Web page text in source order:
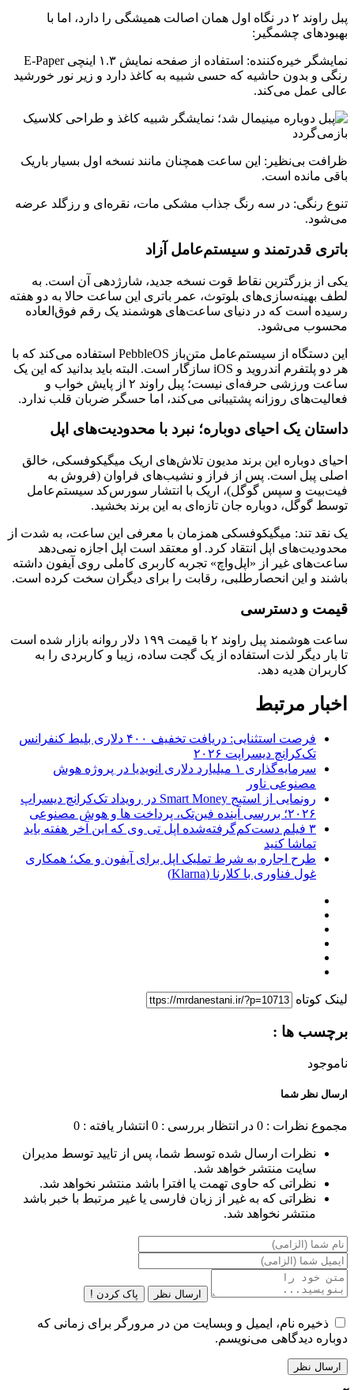
پبل راوند ۲ در نگاه اول همان اصالت همیشگی را دارد، اما با
بهبودهای چشمگیر:
نمایشگر خیره‌کننده: استفاده از صفحه نمایش ۱.۳ اینچی E-Paper
رنگی و بدون حاشیه که حسی شبیه به کاغذ دارد و زیر نور خورشید
عالی عمل می‌کند.
ظرافت بی‌نظیر: این ساعت همچنان مانند نسخه اول بسیار باریک
باقی مانده است.
تنوع رنگی: در سه رنگ جذاب مشکی مات، نقره‌ای و رزگلد عرضه
می‌شود.
باتری قدرتمند و سیستم‌عامل آزاد
یکی از بزرگترین نقاط قوت نسخه جدید، شارژدهی آن است. به
لطف بهینه‌سازی‌های بلوتوث، عمر باتری این ساعت حالا به دو هفته
رسیده است که در دنیای ساعت‌های هوشمند یک رقم فوق‌العاده
محسوب می‌شود.
این دستگاه از سیستم‌عامل متن‌باز PebbleOS استفاده می‌کند که با
هر دو پلتفرم اندروید و iOS سازگار است. البته باید بدانید که این یک
ساعت ورزشی حرفه‌ای نیست؛ پبل راوند ۲ از پایش خواب و
فعالیت‌های روزانه پشتیبانی می‌کند، اما حسگر ضربان قلب ندارد.
داستان یک احیای دوباره؛ نبرد با محدودیت‌های اپل
احیای دوباره این برند مدیون تلاش‌های اریک میگیکوفسکی، خالق
اصلی پبل است. پس از فراز و نشیب‌های فراوان (فروش به
فیت‌بیت و سپس گوگل)، اریک با انتشار سورس‌کد سیستم‌عامل
توسط گوگل، دوباره جان تازه‌ای به این برند بخشید.
یک نقد تند: میگیکوفسکی همزمان با معرفی این ساعت، به شدت از
محدودیت‌های اپل انتقاد کرد. او معتقد است اپل اجازه نمی‌دهد
ساعت‌های غیر از «اپل‌واچ» تجربه کاربری کاملی روی آیفون داشته
باشند و این انحصارطلبی، رقابت را برای دیگران سخت کرده است.
قیمت و دسترسی
ساعت هوشمند پبل راوند ۲ با قیمت ۱۹۹ دلار روانه بازار شده است
تا بار دیگر لذت استفاده از یک گجت ساده، زیبا و کاربردی را به
کاربران هدیه دهد.
اخبار مرتبط
فرصت استثنایی: دریافت تخفیف ۴۰۰ دلاری بلیط کنفرانس
تک‌کرانچ دیسراپت ۲۰۲۶
سرمایه‌گذاری ۱ میلیارد دلاری انویدیا در پروژه هوش
مصنوعی ناور
رونمایی از استیج Smart Money در رویداد تک‌کرانچ دیسراپ
۲۰۲۶؛ بررسی آینده فین‌تک، پرداخت‌ ها و هوش مصنوعی
۳ فیلم دست‌کم‌گرفته‌شده اپل تی وی که این آخر هفته باید
تماشا کنید
طرح اجاره به شرط تملیک اپل برای آیفون و مک؛ همکاری
غول فناوری با کلارنا (Klarna)
لینک کوتاه
برچسب ها :
ناموجود
ارسال نظر شما
مجموع نظرات : 0 در انتظار بررسی : 0 انتشار یافته : 0
نظرات ارسال شده توسط شما، پس از تایید توسط مدیران
سایت منتشر خواهد شد.
نظراتی که حاوی تهمت یا افترا باشد منتشر نخواهد شد.
نظراتی که به غیر از زبان فارسی یا غیر مرتبط با خبر باشد
منتشر نخواهد شد.
ارسال نظر پاک کردن !
ذخیره نام، ایمیل و وبسایت من در مرورگر برای زمانی که
دوباره دیدگاهی می‌نویسم.